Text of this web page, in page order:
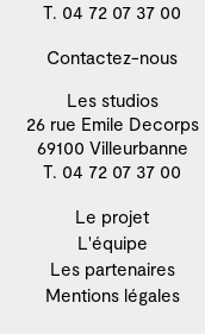
T. 04 72 07 37 00
Contactez-nous
Les studios
26 rue Emile Decorps
69100 Villeurbanne
T. 04 72 07 37 00
Le projet
L'équipe
Les partenaires
Mentions légales